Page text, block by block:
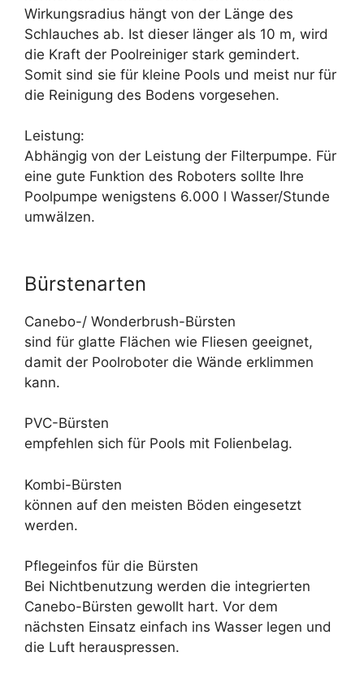
Wirkungsradius hängt von der Länge des
Schlauches ab. Ist dieser länger als 10 m, wird
die Kraft der Poolreiniger stark gemindert.
Somit sind sie für kleine Pools und meist nur für
die Reinigung des Bodens vorgesehen.
Leistung:
Abhängig von der Leistung der Filterpumpe. Für
eine gute Funktion des Roboters sollte Ihre
Poolpumpe wenigstens 6.000 l Wasser/Stunde
umwälzen.
Bürstenarten
Canebo-/ Wonderbrush-Bürsten
sind für glatte Flächen wie Fliesen geeignet,
damit der Poolroboter die Wände erklimmen
kann.
PVC-Bürsten
empfehlen sich für Pools mit Folienbelag.
Kombi-Bürsten
können auf den meisten Böden eingesetzt
werden.
Pflegeinfos für die Bürsten
Bei Nichtbenutzung werden die integrierten
Canebo-Bürsten gewollt hart. Vor dem
nächsten Einsatz einfach ins Wasser legen und
die Luft herauspressen.